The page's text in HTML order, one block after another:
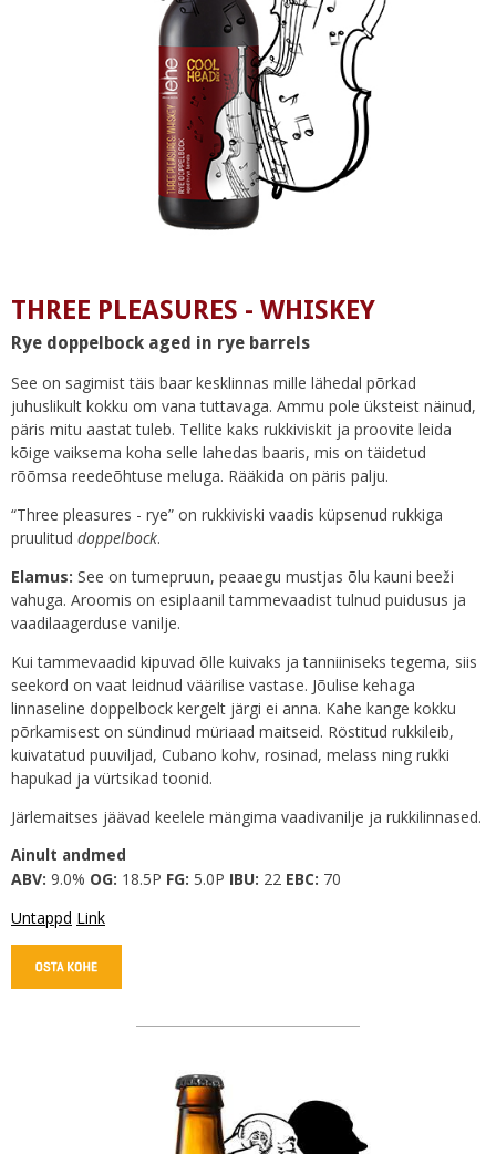
THREE PLEASURES - WHISKEY
Rye doppelbock aged in rye barrels
See on sagimist täis baar kesklinnas mille lähedal põrkad
juhuslikult kokku om vana tuttavaga. Ammu pole üksteist näinud,
päris mitu aastat tuleb. Tellite kaks rukkiviskit ja proovite leida
kõige vaiksema koha selle lahedas baaris, mis on täidetud
rõõmsa reedeõhtuse meluga. Rääkida on päris palju.
“Three pleasures - rye” on rukkiviski vaadis küpsenud rukkiga
pruulitud doppelbock.
Elamus: See on tumepruun, peaaegu mustjas õlu kauni beeži
vahuga. Aroomis on esiplaanil tammevaadist tulnud puidusus ja
vaadilaagerduse vanilje.
Kui tammevaadid kipuvad õlle kuivaks ja tanniiniseks tegema, siis
seekord on vaat leidnud väärilise vastase. Jõulise kehaga
linnaseline doppelbock kergelt järgi ei anna. Kahe kange kokku
põrkamisest on sündinud müriaad maitseid. Röstitud rukkileib,
kuivatatud puuviljad, Cubano kohv, rosinad, melass ning rukki
hapukad ja vürtsikad toonid.
Järlemaitses jäävad keelele mängima vaadivanilje ja rukkilinnased.
Ainult andmed
ABV: 9.0% OG: 18.5P FG: 5.0P IBU: 22 EBC: 70
Untappd Link